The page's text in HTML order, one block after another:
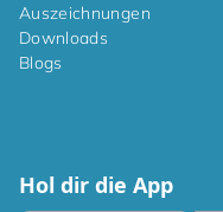
Auszeichnungen
Downloads
Blogs
Hol dir die App